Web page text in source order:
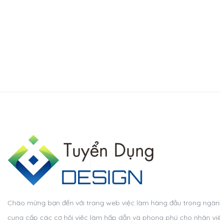
Chào mừng bạn đến với trang web việc làm hàng đầu trong
cung cấp các cơ hội việc làm hấp dẫn và phong phú cho nhân